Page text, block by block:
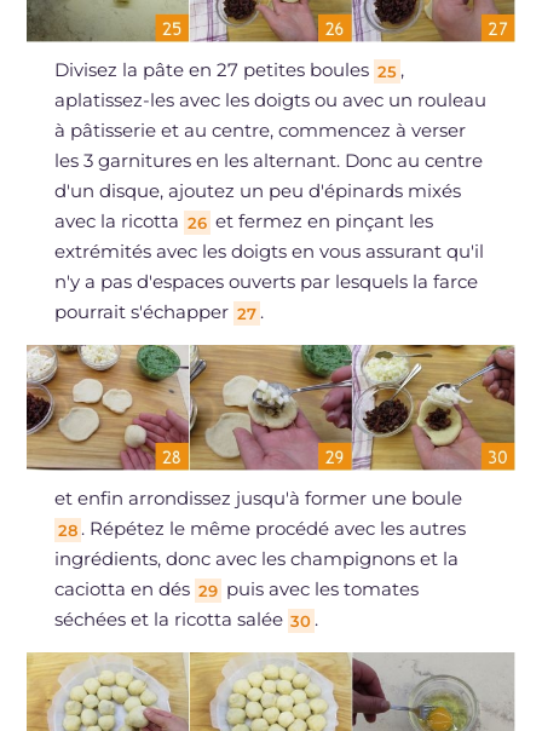
Divisez la pâte en 27 petites boules 25 ,
aplatissez-les avec les doigts ou avec un rouleau
à pâtisserie et au centre, commencez à verser
les 3 garnitures en les alternant. Donc au centre
d'un disque, ajoutez un peu d'épinards mixés
avec la ricotta 26 et fermez en pinçant les
extrémités avec les doigts en vous assurant qu'il
n'y a pas d'espaces ouverts par lesquels la farce
pourrait s'échapper 27 .
et enfin arrondissez jusqu'à former une boule
28 . Répétez le même procédé avec les autres
ingrédients, donc avec les champignons et la
caciotta en dés 29 puis avec les tomates
séchées et la ricotta salée 30 .